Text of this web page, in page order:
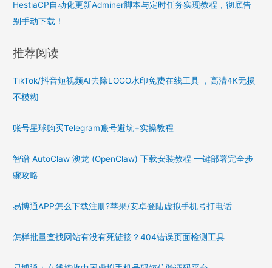
HestiaCP自动化更新Adminer脚本与定时任务实现教程，彻底告
别手动下载！
推荐阅读
TikTok/抖音短视频AI去除LOGO水印免费在线工具 ，高清4K无损
不模糊
账号星球购买Telegram账号避坑+实操教程
智谱 AutoClaw 澳龙 (OpenClaw) 下载安装教程 一键部署完全步
骤攻略
易博通APP怎么下载注册?苹果/安卓登陆虚拟手机号打电话
怎样批量查找网站有没有死链接？404错误页面检测工具